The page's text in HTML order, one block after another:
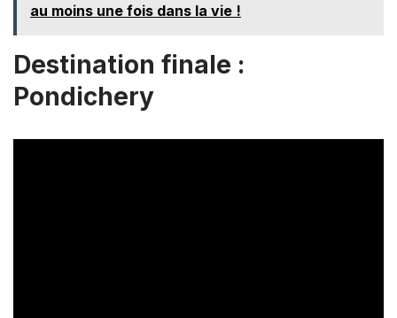
au moins une fois dans la vie !
Destination finale :
Pondichery